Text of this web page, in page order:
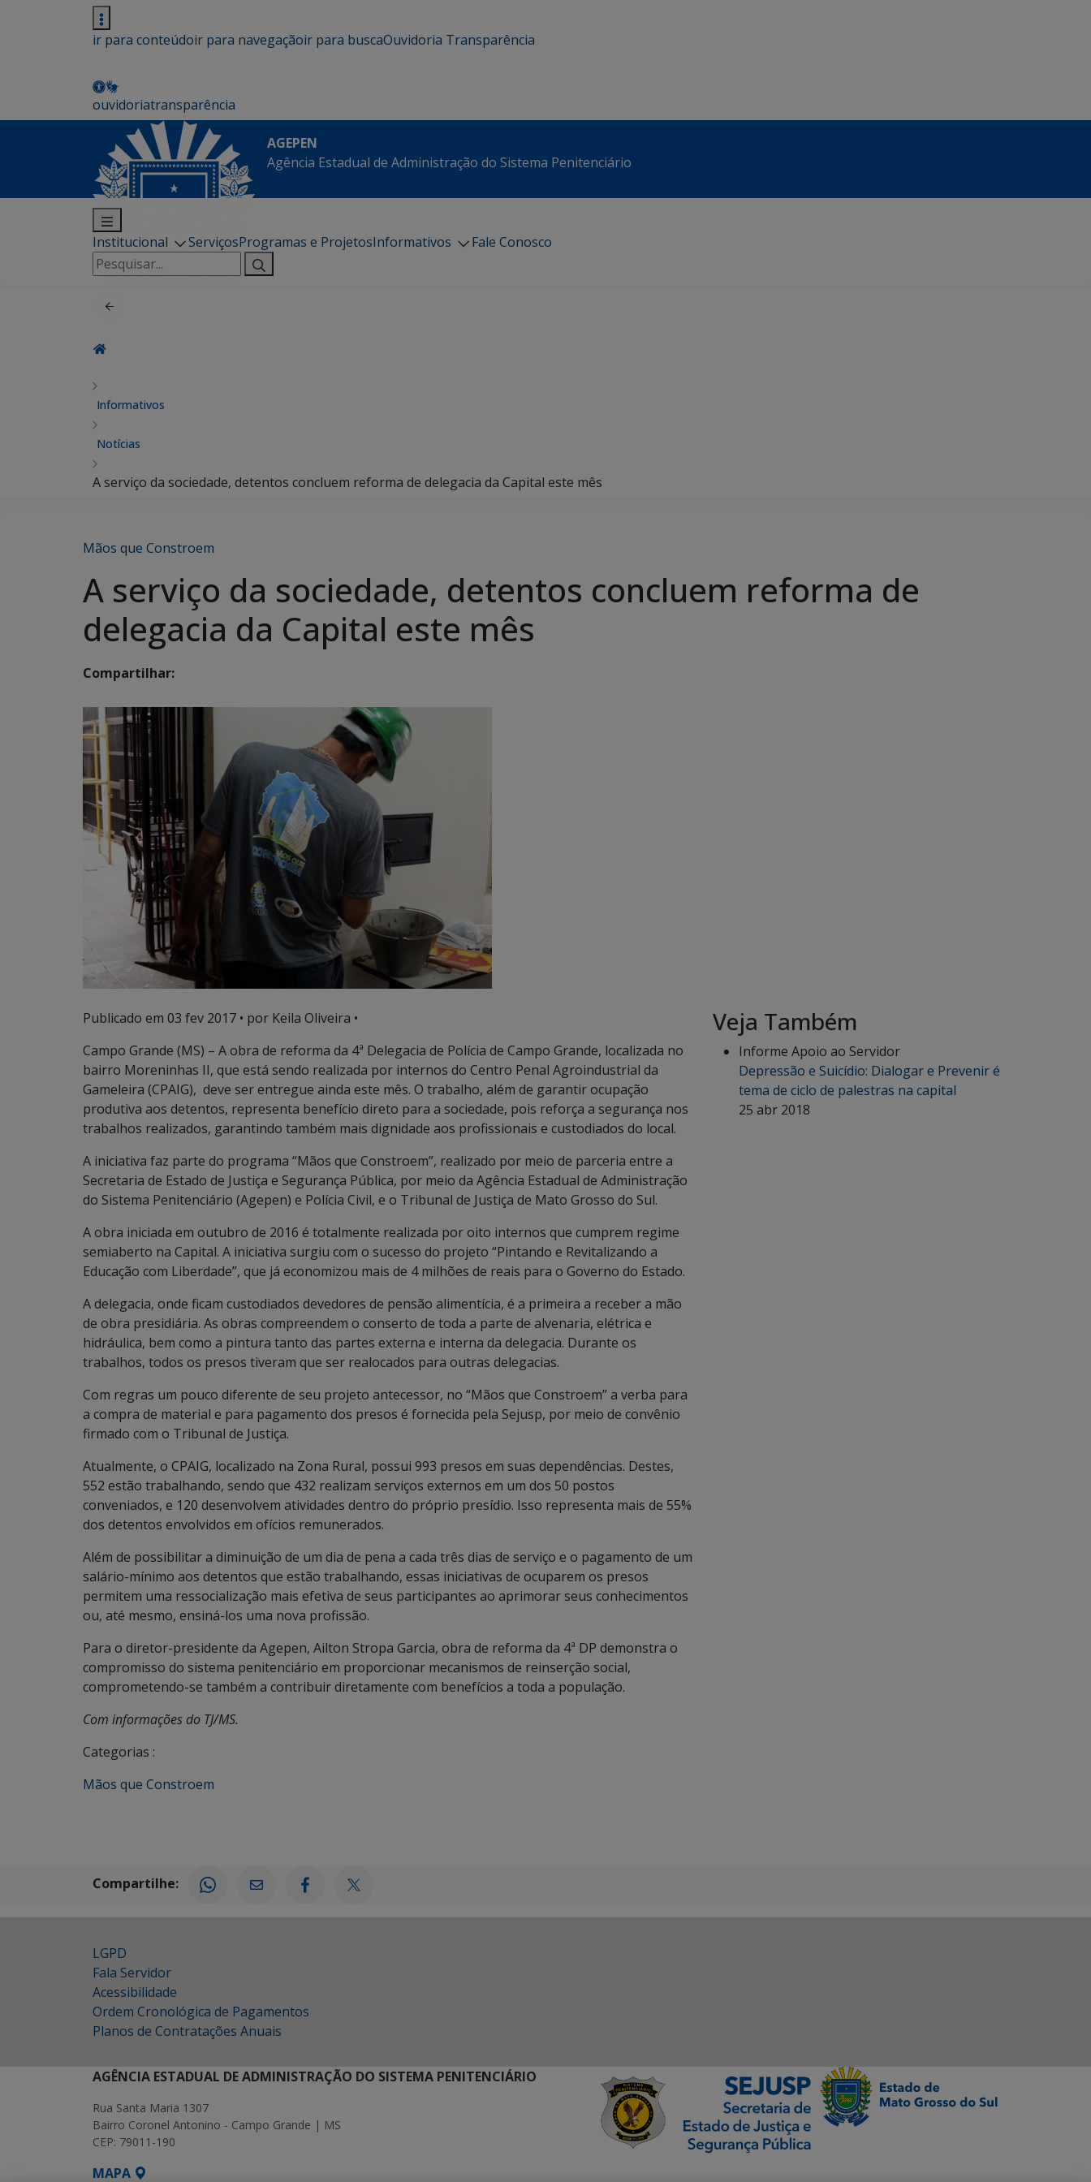
ir para conteúdoir para navegaçãoir para buscaOuvidoria Transparência
ouvidoriatransparência
AGEPEN
Agência Estadual de Administração do Sistema Penitenciário
Institucional ServiçosProgramas e ProjetosInformativos
Fale Conosco
Pesquisar
por:
Informativos
Notícias
A serviço da sociedade, detentos concluem reforma de delegacia da Capital este mês
Mãos que Constroem
A serviço da sociedade, detentos concluem reforma de
delegacia da Capital este mês
Compartilhar:
Publicado em 03 fev 2017 • por Keila Oliveira •
Campo Grande (MS) – A obra de reforma da 4ª Delegacia de Polícia de Campo Grande, localizada no
bairro Moreninhas II, que está sendo realizada por internos do Centro Penal Agroindustrial da
Gameleira (CPAIG), deve ser entregue ainda este mês. O trabalho, além de garantir ocupação
produtiva aos detentos, representa benefício direto para a sociedade, pois reforça a segurança nos
trabalhos realizados, garantindo também mais dignidade aos profissionais e custodiados do local.
A iniciativa faz parte do programa “Mãos que Constroem”, realizado por meio de parceria entre a
Secretaria de Estado de Justiça e Segurança Pública, por meio da Agência Estadual de Administração
do Sistema Penitenciário (Agepen) e Polícia Civil, e o Tribunal de Justiça de Mato Grosso do Sul.
A obra iniciada em outubro de 2016 é totalmente realizada por oito internos que cumprem regime
semiaberto na Capital. A iniciativa surgiu com o sucesso do projeto “Pintando e Revitalizando a
Educação com Liberdade”, que já economizou mais de 4 milhões de reais para o Governo do Estado.
A delegacia, onde ficam custodiados devedores de pensão alimentícia, é a primeira a receber a mão
de obra presidiária. As obras compreendem o conserto de toda a parte de alvenaria, elétrica e
hidráulica, bem como a pintura tanto das partes externa e interna da delegacia. Durante os
trabalhos, todos os presos tiveram que ser realocados para outras delegacias.
Com regras um pouco diferente de seu projeto antecessor, no “Mãos que Constroem” a verba para
a compra de material e para pagamento dos presos é fornecida pela Sejusp, por meio de convênio
firmado com o Tribunal de Justiça.
Atualmente, o CPAIG, localizado na Zona Rural, possui 993 presos em suas dependências. Destes,
552 estão trabalhando, sendo que 432 realizam serviços externos em um dos 50 postos
conveniados, e 120 desenvolvem atividades dentro do próprio presídio. Isso representa mais de 55%
dos detentos envolvidos em ofícios remunerados.
Além de possibilitar a diminuição de um dia de pena a cada três dias de serviço e o pagamento de um
salário-mínimo aos detentos que estão trabalhando, essas iniciativas de ocuparem os presos
permitem uma ressocialização mais efetiva de seus participantes ao aprimorar seus conhecimentos
ou, até mesmo, ensiná-los uma nova profissão.
Para o diretor-presidente da Agepen, Ailton Stropa Garcia, obra de reforma da 4ª DP demonstra o
compromisso do sistema penitenciário em proporcionar mecanismos de reinserção social,
comprometendo-se também a contribuir diretamente com benefícios a toda a população.
Com informações do TJ/MS.
Categorias :
Mãos que Constroem
Veja Também
Informe Apoio ao Servidor
Depressão e Suicídio: Dialogar e Prevenir é
tema de ciclo de palestras na capital
25 abr 2018
Compartilhe:
LGPD
Fala Servidor
Acessibilidade
Ordem Cronológica de Pagamentos
Planos de Contratações Anuais
AGÊNCIA ESTADUAL DE ADMINISTRAÇÃO DO SISTEMA PENITENCIÁRIO
Rua Santa Maria 1307
Bairro Coronel Antonino - Campo Grande | MS
CEP: 79011-190
MAPA